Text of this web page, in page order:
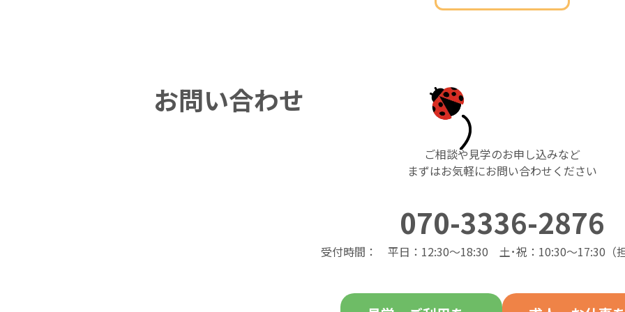
お問い合わせ
ご相談や見学のお申し込みなど
まずはお気軽にお問い合わせください
070-3336-2876
受付時間： 平日：12:30～18:30 土･祝：10:30～17:30（担